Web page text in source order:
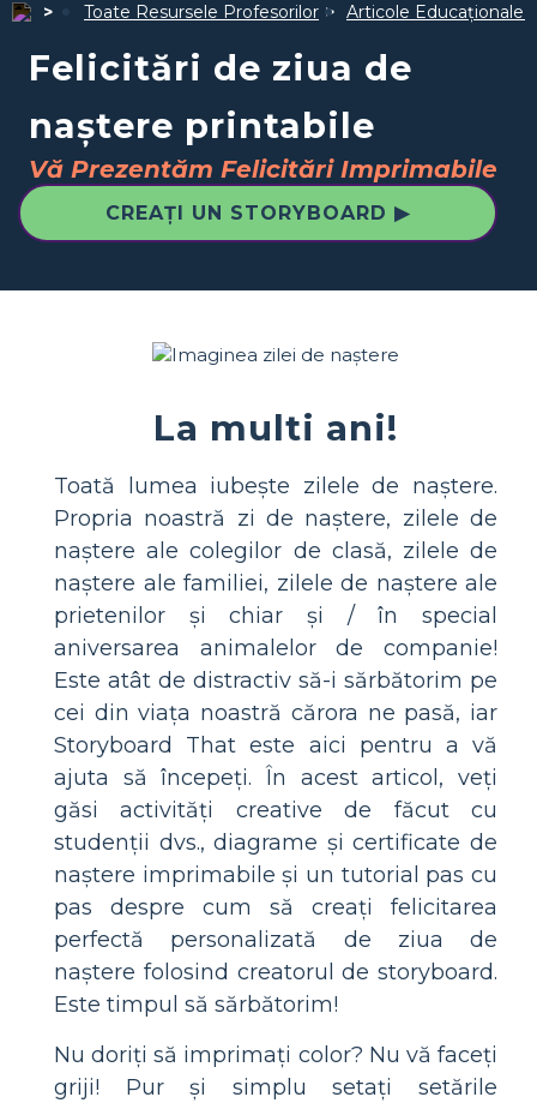
Toate Resursele Profesorilor Articole Educaționale
Felicitări de ziua de
naștere printabile
Vă Prezentăm Felicitări Imprimabile
CREAȚI UN STORYBOARD ▶
La multi ani!
Toată lumea iubește zilele de naștere.
Propria noastră zi de naștere, zilele de
naștere ale colegilor de clasă, zilele de
naștere ale familiei, zilele de naștere ale
prietenilor și chiar și / în special
aniversarea animalelor de companie!
Este atât de distractiv să-i sărbătorim pe
cei din viața noastră cărora ne pasă, iar
Storyboard That este aici pentru a vă
ajuta să începeți. În acest articol, veți
găsi activități creative de făcut cu
studenții dvs., diagrame și certificate de
naștere imprimabile și un tutorial pas cu
pas despre cum să creați felicitarea
perfectă personalizată de ziua de
naștere folosind creatorul de storyboard.
Este timpul să sărbătorim!
Nu doriți să imprimați color? Nu vă faceți
griji! Pur și simplu setați setările